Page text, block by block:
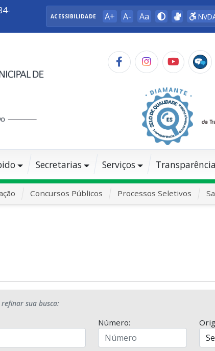
ACESSIBILIDADE A+ A- Aa
Secretarias Serviços Transparência
Concursos Públicos Processos Seletivos
sua busca:
Número: